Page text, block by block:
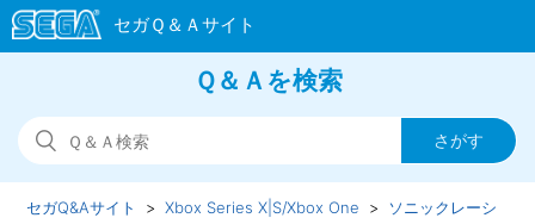
Ｑ＆Ａを検索
セガQ&Aサイト Xbox Series X|S/Xbox One
ソニックレーシ